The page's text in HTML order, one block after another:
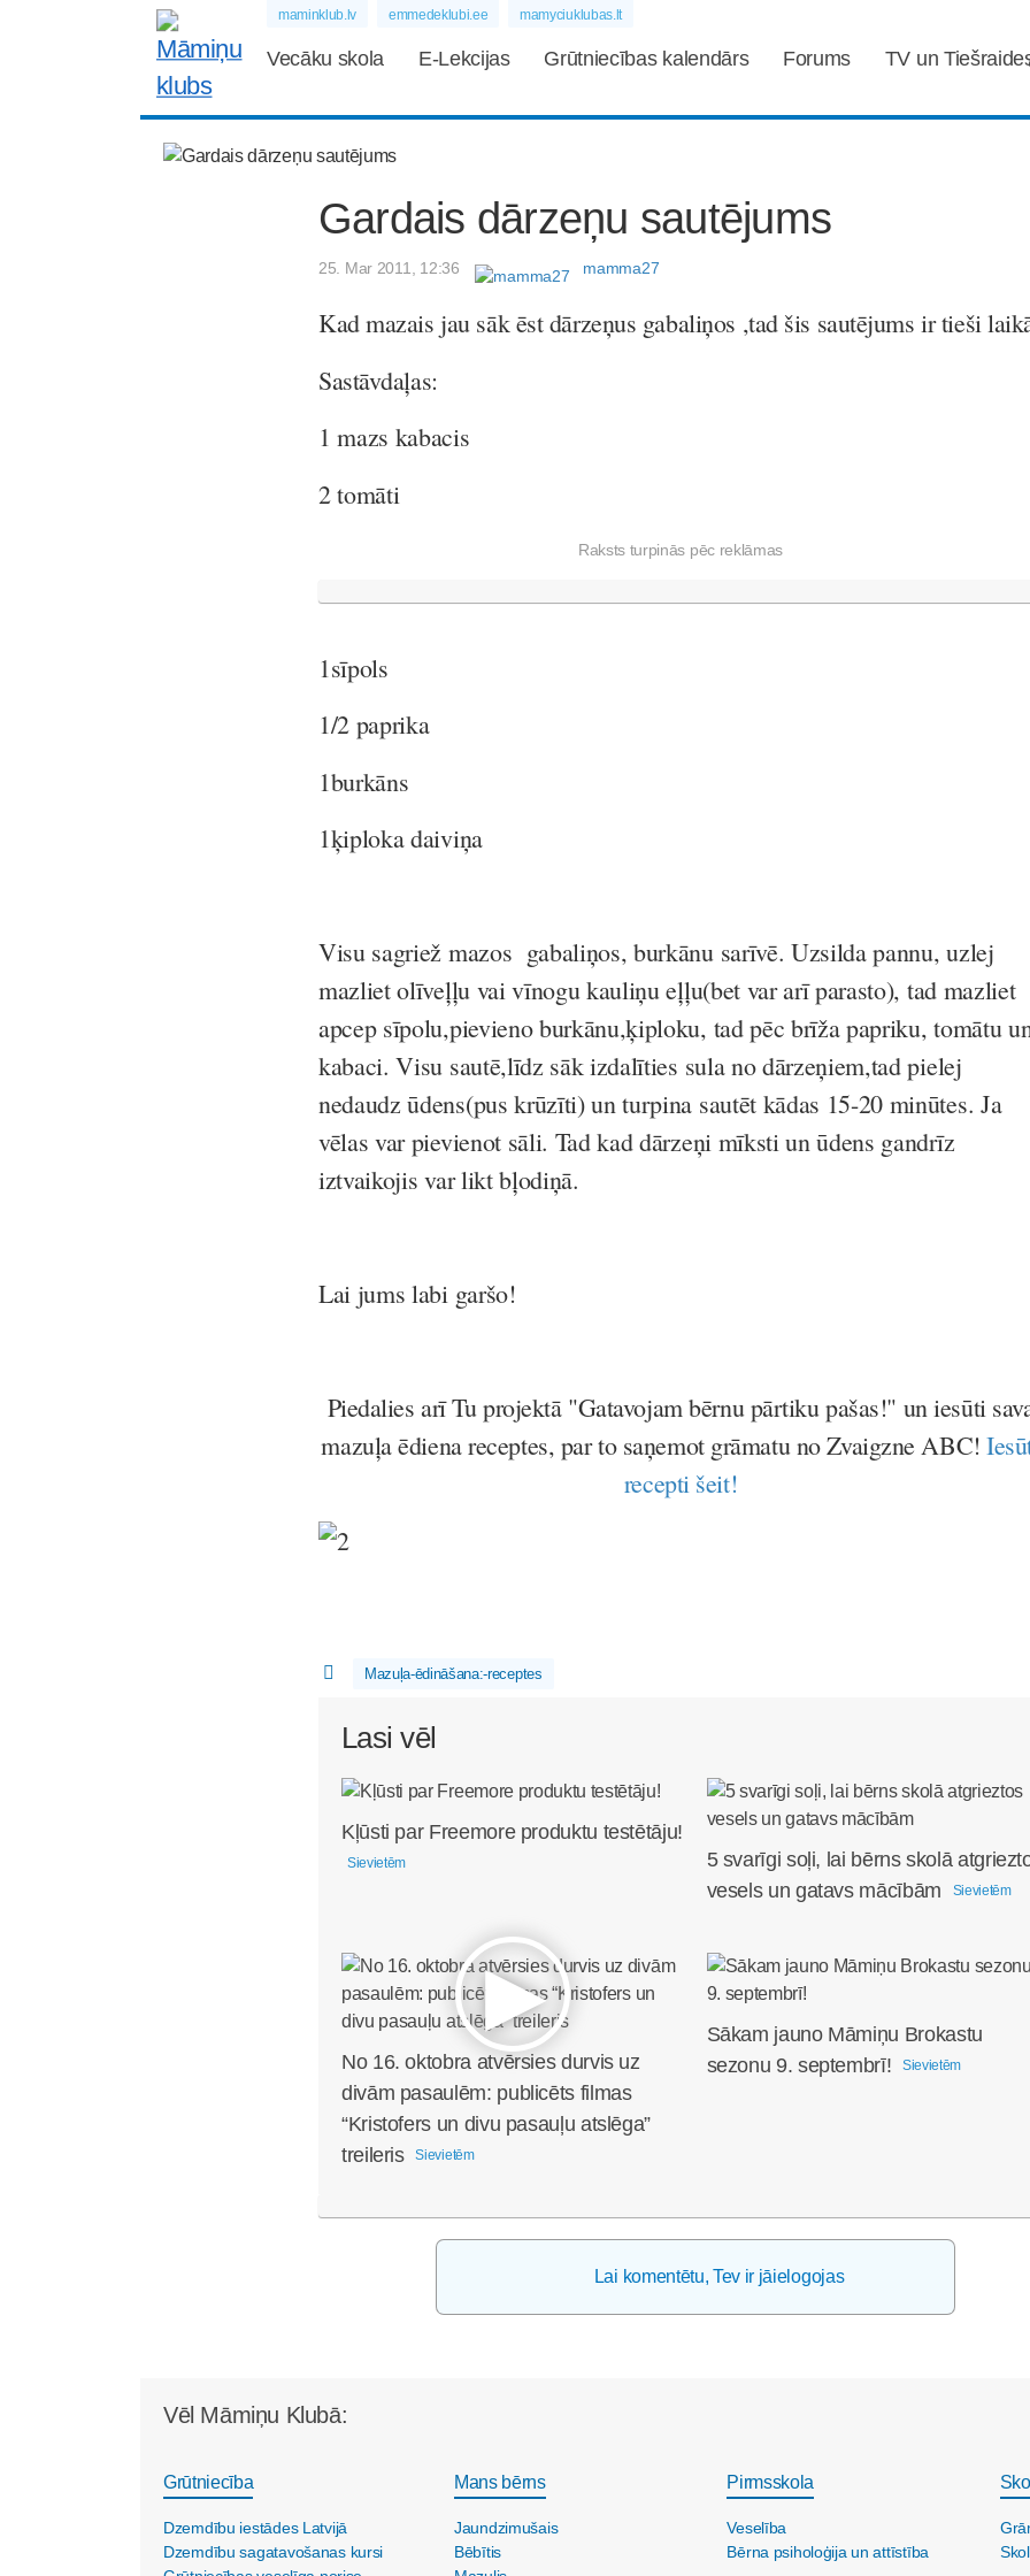
maminklub.lv emmedeklubi.ee mamyciuklubas.lt
Vecāku skola E-Lekcijas Grūtniecības kalendārs Forums TV un
Gardais dārzeņu sautējums
25. Mar 2011, 12:36 mamma27
Kad mazais jau sāk ēst dārzeņus gabaliņos ,tad šis sautējums ir tieši
Sastāvdaļas:
1 mazs kabacis
2 tomāti
Raksts turpinās pēc reklāmas
1sīpols
1/2 paprika
1burkāns
1ķiploka daiviņa
Visu sagriež mazos gabaliņos, burkānu sarīvē. Uzsilda pannu, uzlej
mazliet olīveļļu vai vīnogu kauliņu eļļu(bet var arī parasto), tad mazliet
apcep sīpolu,pievieno burkānu,ķiploku, tad pēc brīža papriku, tomātu
kabaci. Visu sautē,līdz sāk izdalīties sula no dārzeņiem,tad pielej
nedaudz ūdens(pus krūzīti) un turpina sautēt kādas 15-20 minūtes. Ja
vēlas var pievienot sāli. Tad kad dārzeņi mīksti un ūdens gandrīz
iztvaikojis var likt bļodiņā.
Lai jums labi garšo!
Piedalies arī Tu projektā "Gatavojam bērnu pārtiku pašas!" un iesūti
mazuļa ēdiena receptes, par to saņemot grāmatu no Zvaigzne ABC!
recepti šeit!
Mazuļa-ēdināšana:-receptes
Lasi vēl
Kļūsti par Freemore produktu testētāju!
Sievietēm
5 svarīgi soļi, lai bērns skolā
vesels un gatavs mācībām
Sievietēm
No 16. oktobra atvērsies durvis uz
divām pasaulēm: publicēts filmas
“Kristofers un divu pasauļu atslēga”
treileris
Sievietēm
Sākam jauno Māmiņu Brokastu
sezonu 9. septembrī!
Sievietēm
Lai komentētu, Tev ir jāielogojas
Vēl Māmiņu Klubā:
Grūtniecība
Dzemdību iestādes Latvijā
Dzemdību sagatavošanas kursi
Mans bērns
Jaundzimušais
Bēbītis
Pirmsskola
Veselība
Bērna psiholoģija un attīstība